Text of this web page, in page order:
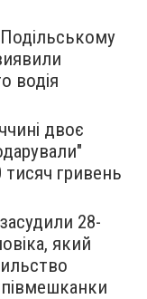
водія
двоє
гривень
28-
який